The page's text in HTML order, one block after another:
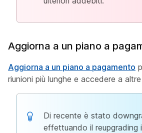
Aggiorna a un piano a
Aggiorna a un piano a pagamento
riunioni più lunghe e accedere a
Di recente è stato
effettuando il reupgrading